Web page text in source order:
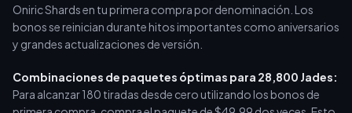
Oniric Shards en tu primera compra por denominación. Los
bonos se reinician durante hitos importantes como aniversarios
y grandes actualizaciones de versión.
Combinaciones de paquetes óptimas para 28,800 Jades:
Para alcanzar 180 tiradas desde cero utilizando los bonos de